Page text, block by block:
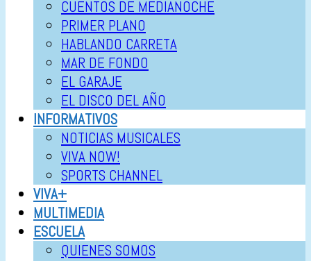
CUENTOS DE MEDIANOCHE
PRIMER PLANO
HABLANDO CARRETA
MAR DE FONDO
EL GARAJE
EL DISCO DEL AÑO
INFORMATIVOS
NOTICIAS MUSICALES
VIVA NOW!
SPORTS CHANNEL
VIVA+
MULTIMEDIA
ESCUELA
QUIENES SOMOS